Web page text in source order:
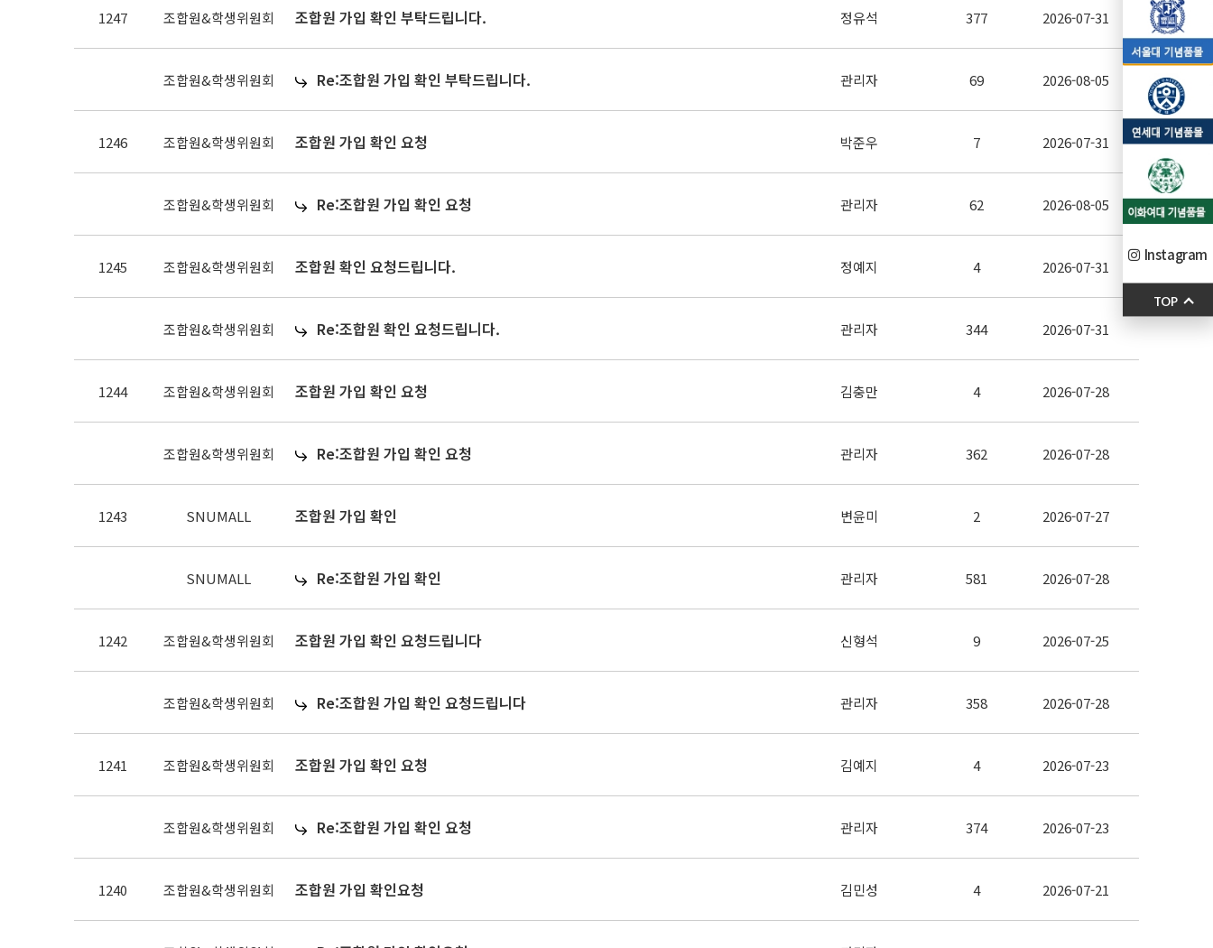
1247 조합원&학생위원회 조합원 가입 확인 부탁드립니다. 정유석 377 2026-07-31
조합원&학생위원회 Re:조합원 가입 확인 부탁드립니다. 관리자 69 2026-08-05
1246 조합원&학생위원회 조합원 가입 확인 요청 박준우 7 2026-07-31
조합원&학생위원회 Re:조합원 가입 확인 요청 관리자 62 2026-08-05
1245 조합원&학생위원회 조합원 확인 요청드립니다. 정예지 4 2026-07-31
조합원&학생위원회 Re:조합원 확인 요청드립니다. 관리자 344 2026-07-31
1244 조합원&학생위원회 조합원 가입 확인 요청 김충만 4 2026-07-28
조합원&학생위원회 Re:조합원 가입 확인 요청 관리자 362 2026-07-28
1243 SNUMALL 조합원 가입 확인 변윤미 2 2026-07-27
SNUMALL Re:조합원 가입 확인 관리자 581 2026-07-28
1242 조합원&학생위원회 조합원 가입 확인 요청드립니다 신형석 9 2026-07-25
조합원&학생위원회 Re:조합원 가입 확인 요청드립니다 관리자 358 2026-07-28
1241 조합원&학생위원회 조합원 가입 확인 요청 김예지 4 2026-07-23
조합원&학생위원회 Re:조합원 가입 확인 요청 관리자 374 2026-07-23
1240 조합원&학생위원회 조합원 가입 확인요청 김민성 4 2026-07-21
Instagram
TOP